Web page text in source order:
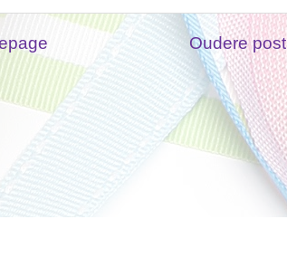
Oudere post